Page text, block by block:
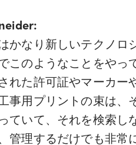
かなり新しいテクノ
このようなことをやっ
れた許可証やマーカー
事用プリントの束は
ていて、それを検索
管理するだけでも非